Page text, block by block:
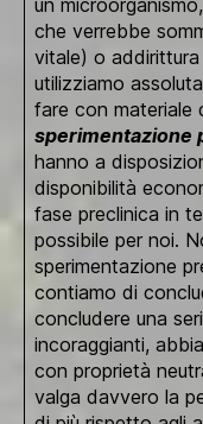
un
che verrebbe
vitale) o
utilizziamo
fare con materiale
sperimentazione
hanno a
disponibilità
fase preclinica in
possibile per noi.
sperimentazione
contiamo di
concludere una
incoraggianti,
con proprietà
valga davvero la